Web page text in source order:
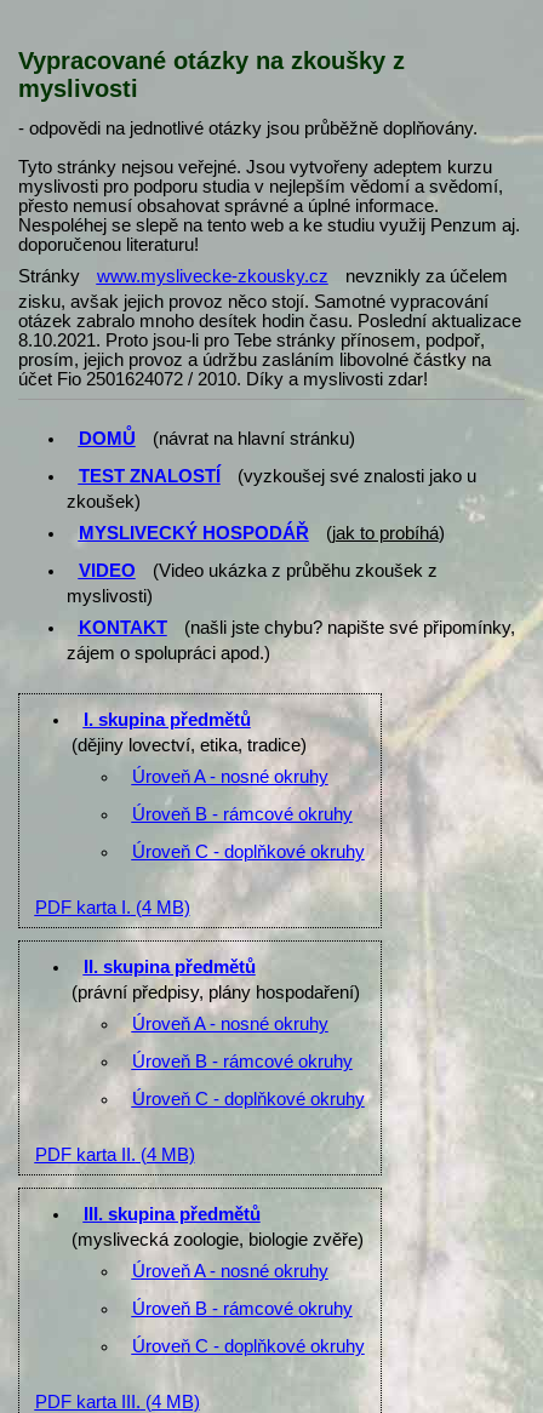
Vypracované otázky na zkoušky z
myslivosti
- odpovědi na jednotlivé otázky jsou průběžně doplňovány.
Tyto stránky nejsou veřejné. Jsou vytvořeny adeptem kurzu
myslivosti pro podporu studia v nejlepším vědomí a svědomí,
přesto nemusí obsahovat správné a úplné informace.
Nespoléhej se slepě na tento web a ke studiu využij Penzum aj.
doporučenou literaturu!
Stránky
www.myslivecke-zkousky.cz
nevznikly za účelem
zisku, avšak jejich provoz něco stojí. Samotné vypracování
otázek zabralo mnoho desítek hodin času. Poslední aktualizace
8.10.2021. Proto jsou-li pro Tebe stránky přínosem, podpoř,
prosím, jejich provoz a údržbu zasláním libovolné částky na
účet Fio 2501624072 / 2010. Díky a myslivosti zdar!
DOMŮ
(návrat na hlavní stránku)
TEST ZNALOSTÍ
(vyzkoušej své znalosti jako u
zkoušek)
MYSLIVECKÝ HOSPODÁŘ
(jak to probíhá)
VIDEO
(Video ukázka z průběhu zkoušek z
myslivosti)
KONTAKT
(našli jste chybu? napište své připomínky,
zájem o spolupráci apod.)
I. skupina předmětů
(dějiny lovectví, etika, tradice)
Úroveň A - nosné okruhy
Úroveň B - rámcové okruhy
Úroveň C - doplňkové okruhy
PDF karta I. (4 MB)
II. skupina předmětů
(právní předpisy, plány hospodaření)
Úroveň A - nosné okruhy
Úroveň B - rámcové okruhy
Úroveň C - doplňkové okruhy
PDF karta II. (4 MB)
III. skupina předmětů
(myslivecká zoologie, biologie zvěře)
Úroveň A - nosné okruhy
Úroveň B - rámcové okruhy
Úroveň C - doplňkové okruhy
PDF karta III. (4 MB)